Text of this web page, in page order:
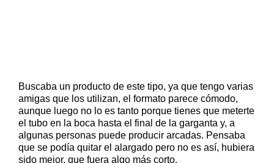
Buscaba un producto de este tipo, ya que tengo varias
amigas que los utilizan, el formato parece cómodo,
aunque luego no lo es tanto porque tienes que meterte
el tubo en la boca hasta el final de la garganta y, a
algunas personas puede producir arcadas. Pensaba
que se podía quitar el alargado pero no es así, hubiera
sido mejor, que fuera algo más corto.